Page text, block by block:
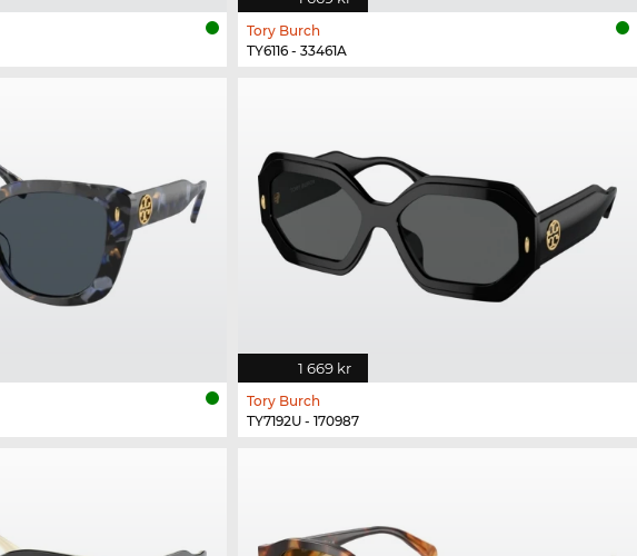
Tory Burch
TY6116 - 33461A
1 669 kr
Tory Burch
TY7192U - 170987